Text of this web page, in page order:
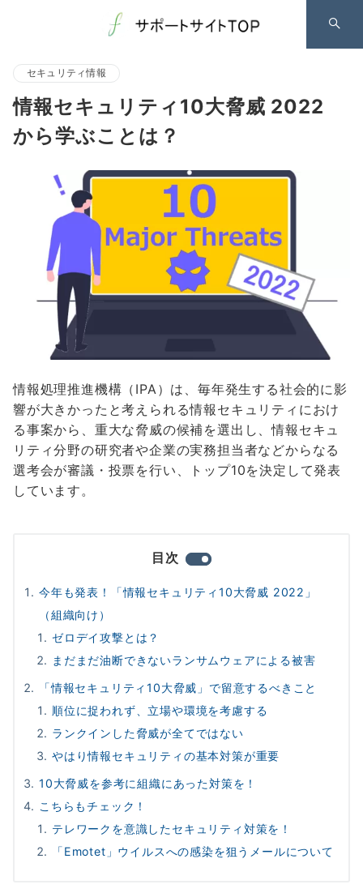
セキュリティ情報
情報セキュリティ10大脅威 2022
から学ぶことは？
情報処理推進機構（IPA）は、毎年発生する社会的に影
響が大きかったと考えられる情報セキュリティにおけ
る事案から、重大な脅威の候補を選出し、情報セキュ
リティ分野の研究者や企業の実務担当者などからなる
選考会が審議・投票を行い、トップ10を決定して発表
しています。
目次
今年も発表！「情報セキュリティ10大脅威 2022」
（組織向け）
ゼロデイ攻撃とは？
まだまだ油断できないランサムウェアによる被害
「情報セキュリティ10大脅威」で留意するべきこと
順位に捉われず、立場や環境を考慮する
ランクインした脅威が全てではない
やはり情報セキュリティの基本対策が重要
10大脅威を参考に組織にあった対策を！
こちらもチェック！
テレワークを意識したセキュリティ対策を！
「Emotet」ウイルスへの感染を狙うメールについて